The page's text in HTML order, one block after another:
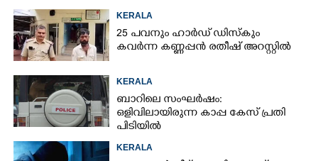
കൊണ്ടുവരാനുള്ള ഒരുക്കത്തിനിടെ
KERALA
25 പവനും ഹാർഡ് ഡിസ്കും
കവർന്ന കണ്ണപ്പൻ രതീഷ് അറസ്റ്റിൽ
KERALA
ബാറിലെ സംഘർഷം:
ഒളിവിലായിരുന്ന കാപ്പ കേസ് പ്രതി
പിടിയിൽ
KERALA